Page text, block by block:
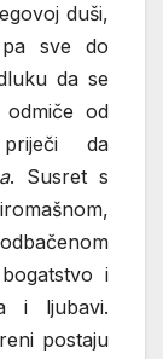
duši,
pa sve do
da se
od
da
. Susret s
i
i ljubavi.
postaju